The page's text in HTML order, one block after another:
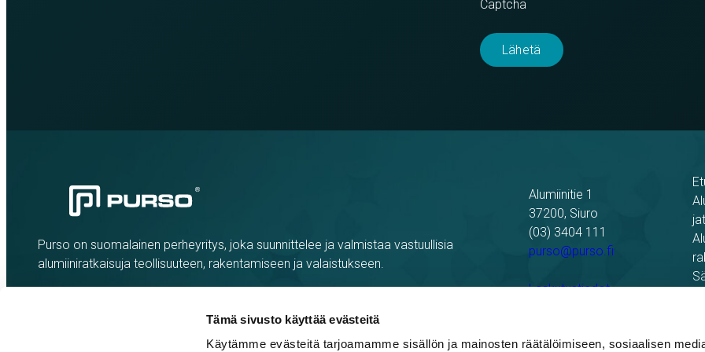
Tämä sivusto käyttää evästeitä
Käytämme evästeitä tarjoamamme sisällön ja mainosten räätälöimiseen, sosiaalisen
Captcha
Purso on suomalainen perheyritys, joka suunnittelee ja valmistaa vastuullisia
alumiiniratkaisuja teollisuuteen, rakentamiseen ja valaistukseen.
Alumiinitie 1
37200, Siuro
(03) 3404 111
purso@purso.fi
Laskutustiedot